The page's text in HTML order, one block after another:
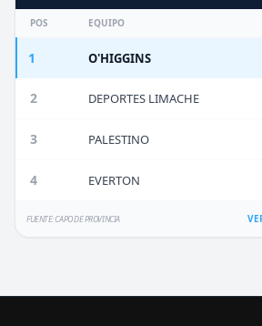
POS EQUIPO
1 O'HIGGINS
2 DEPORTES LIMACHE
3 PALESTINO
4 EVERTON
FUENTE: CAPO DE PROVINCIA